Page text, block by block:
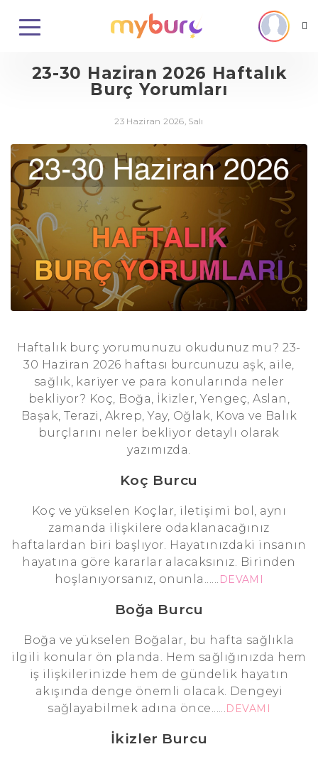
23-30 Haziran 2026 Haftalık
Burç Yorumları
23 Haziran 2026, Salı
Haftalık burç yorumunuzu okudunuz mu? 23-
30 Haziran 2026 haftası burcunuzu aşk, aile,
sağlık, kariyer ve para konularında neler
bekliyor? Koç, Boğa, İkizler, Yengeç, Aslan,
Başak, Terazi, Akrep, Yay, Oğlak, Kova ve Balık
burçlarını neler bekliyor detaylı olarak
yazımızda.
Koç Burcu
Koç ve yükselen Koçlar, iletişimi bol, aynı
zamanda ilişkilere odaklanacağınız
haftalardan biri başlıyor. Hayatınızdaki insanın
hayatına göre kararlar alacaksınız. Birinden
hoşlanıyorsanız, onunla...... DEVAMI
Boğa Burcu
Boğa ve yükselen Boğalar, bu hafta sağlıkla
ilgili konular ön planda. Hem sağlığınızda hem
iş ilişkilerinizde hem de gündelik hayatın
akışında denge önemli olacak. Dengeyi
sağlayabilmek adına önce......DEVAMI
İkizler Burcu